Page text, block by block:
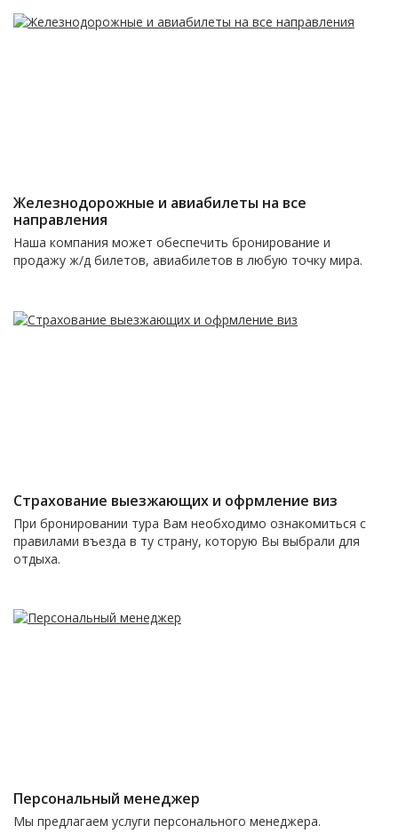
Железнодорожные и авиабилеты на все
направления
Наша компания может обеспечить бронирование и
продажу ж/д билетов, авиабилетов в любую точку мира.
Страхование выезжающих и офрмление виз
При бронировании тура Вам необходимо ознакомиться с
правилами въезда в ту страну, которую Вы выбрали для
отдыха.
Персональный менеджер
Мы предлагаем услуги персонального менеджера.